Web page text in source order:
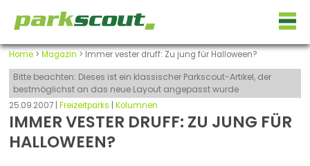
Home> Magazin > Immer vester druff: Zu jung für Halloween?
Bitte beachten: Dieses ist ein klassischer Parkscout-Artikel, der
bestmöglichst an das neue Layout angepasst wurde
25.09.2007 | Freizeitparks Kolumnen
IMMER VESTER DRUFF: ZU JUNG FÜR
HALLOWEEN?